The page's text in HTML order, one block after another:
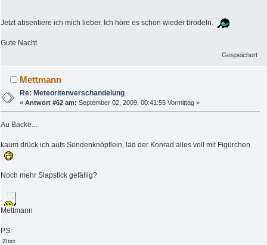
Jetzt absentiere ich mich lieber. Ich höre es schon wieder brodeln.
Gute Nacht
Gespeichert
Mettmann
Re: Meteoritenverschandelung
«Antwort #62 am: September 02, 2009, 00:41:55 Vormittag »
Au Backe....
kaum drück ich aufs Sendenknöpflein, läd der Konrad alles voll mit Figürchen
Noch mehr Slapstick gefällig?
Mettmann
PS:
Zitat